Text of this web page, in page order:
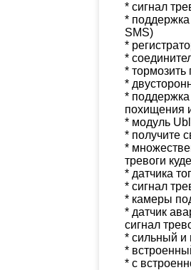
* сигнал
*
SMS)
*
*
* тормозить
*
*
похищения
* модуль
* получите
*
тревоги
* датчика
* сигнал
* камеры
* датчик
сигнал
* сильный и
*
* с